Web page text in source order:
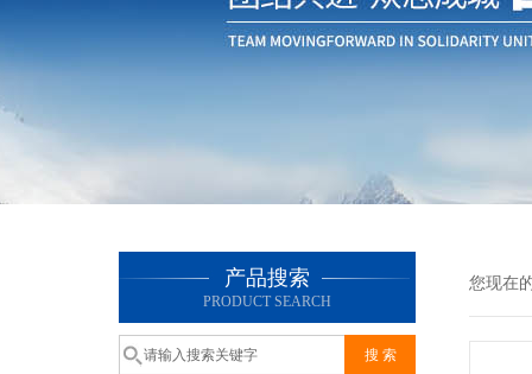
产品搜索
PRODUCT SEARCH
您现在